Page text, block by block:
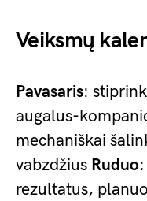
Veiksmų
Pavasaris:
augalus-
mechaniškai
vabzdžius Ruduo
rezultatus,